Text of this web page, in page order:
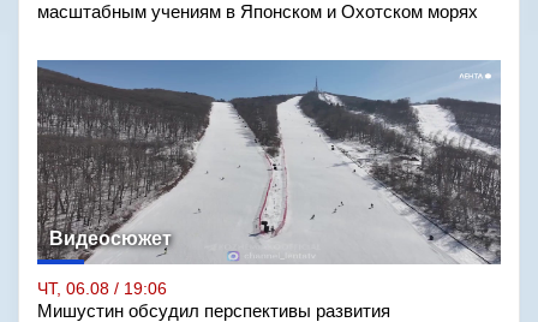
масштабным учениям в Японском и Охотском морях
Видеосюжет
ЧТ, 06.08 / 19:06
Мишустин обсудил перспективы развития